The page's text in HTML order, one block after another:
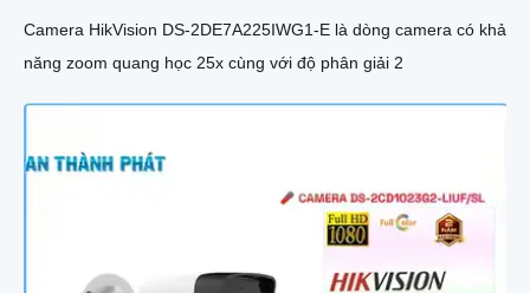
Camera HikVision DS-2DE7A225IWG1-E là dòng camera có khả
năng zoom quang học 25x cùng với độ phân giải 2